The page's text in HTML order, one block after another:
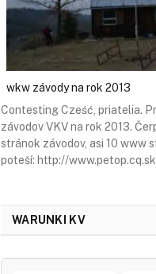
wkw závody na rok 2013
Contesting Cześć, priatelia.
závodov VKV na rok 2013.
stránok závodov, asi 10 www
poteší: http://
WARUNKI KV